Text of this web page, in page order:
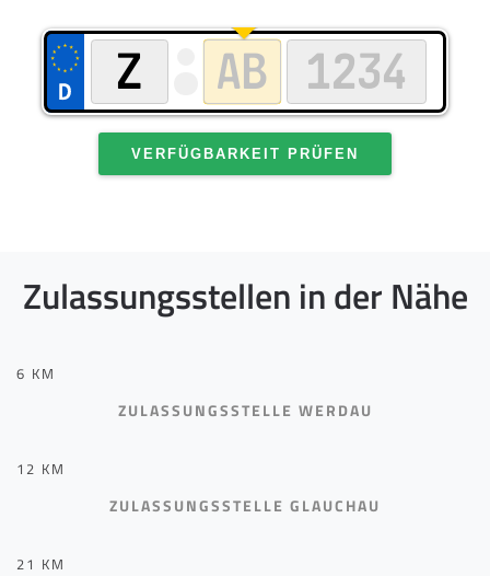
VERFÜGBARKEIT PRÜFEN
Zulassungsstellen in der Nähe
6 KM
ZULASSUNGSSTELLE WERDAU
12 KM
ZULASSUNGSSTELLE GLAUCHAU
21 KM